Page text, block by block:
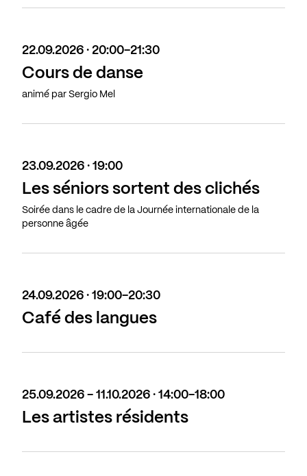
22.09.2026 · 20:00-21:30
Cours de danse
animé par Sergio Mel
23.09.2026 · 19:00
Les séniors sortent des clichés
Soirée dans le cadre de la Journée internationale de la
personne âgée
24.09.2026 · 19:00-20:30
Café des langues
25.09.2026 - 11.10.2026 · 14:00-18:00
Les artistes résidents